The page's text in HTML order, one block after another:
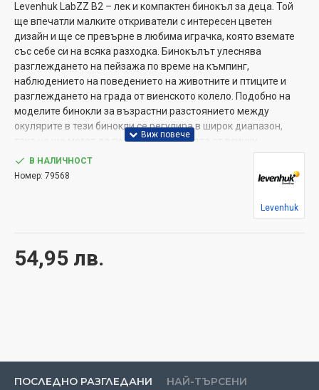
Levenhuk LabZZ B2 – лек и компактен бинокъл за деца. Той
ще впечатли малките откриватели с интересен цветен
дизайн и ще се превърне в любима играчка, която вземате
със себе си на всяка разходка. Бинокълът улеснява
разглеждането на пейзажа по време на къмпинг,
наблюдението на поведението на животните и птиците и
разглеждането на града от виенското колело. Подобно на
моделите бинокли за възрастни разстоянието между
окулярите в тези бинокли се регулира в широк диапазон,
така че ще могат да ги използват децата от всички
възрасти.
Бинокълът Levenhuk LabZZ B2 се отличава с миниатюрни
многослойно покритие. В резултат на това бинокълът
колело за фокусиране между оптичните тръби, така че дори
много млад потребител може да управлява настройките.
54,95 лв.
В НАЛИЧНОСТ
Номер: 79568
Levenhuk
ПОСЛЕДНО РАЗГЛЕДАНИ НАЙ-ТЪРСЕНИ